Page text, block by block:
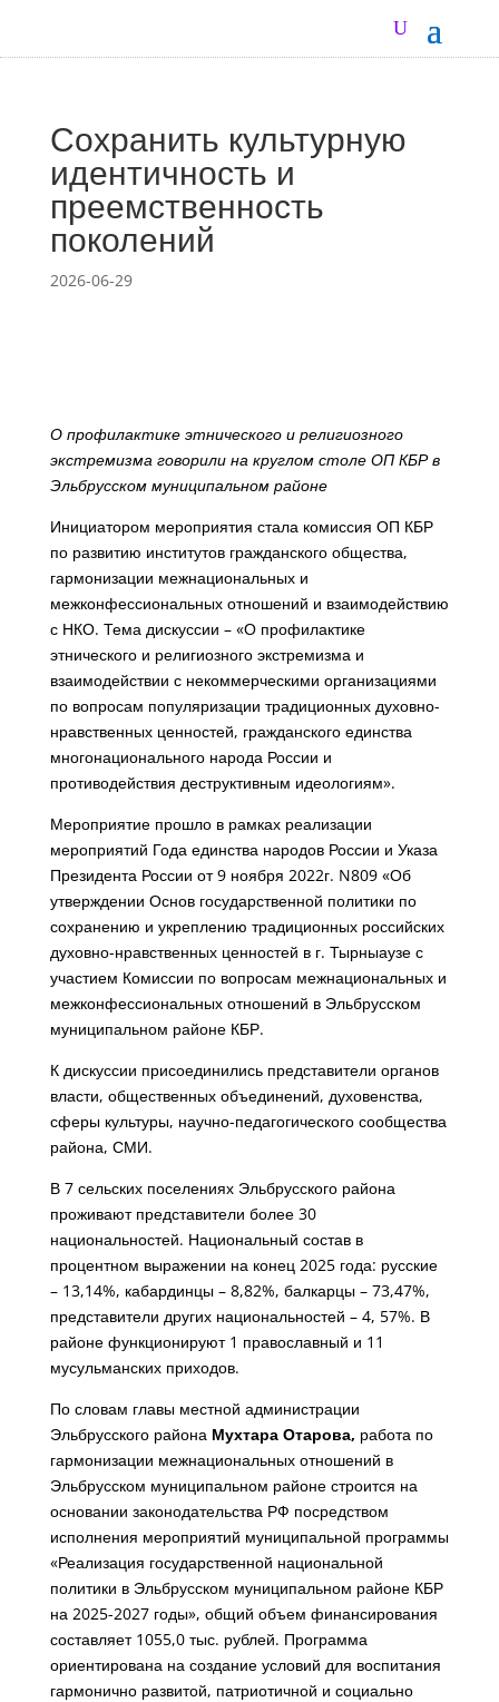
Сохранить культурную
идентичность и
преемственность
поколений
2026-06-29
О профилактике этнического и религиозного
экстремизма говорили на круглом столе ОП КБР в
Эльбрусском муниципальном районе
Инициатором мероприятия стала комиссия ОП КБР
по развитию институтов гражданского общества,
гармонизации межнациональных и
межконфессиональных отношений и взаимодействию
с НКО. Тема дискуссии – «О профилактике
этнического и религиозного экстремизма и
взаимодействии с некоммерческими организациями
по вопросам популяризации традиционных духовно-
нравственных ценностей, гражданского единства
многонационального народа России и
противодействия деструктивным идеологиям».
Мероприятие прошло в рамках реализации
мероприятий Года единства народов России и Указа
Президента России от 9 ноября 2022г. N809 «Об
утверждении Основ государственной политики по
сохранению и укреплению традиционных российских
духовно-нравственных ценностей в г. Тырныаузе с
участием Комиссии по вопросам межнациональных и
межконфессиональных отношений в Эльбрусском
муниципальном районе КБР.
К дискуссии присоединились представители органов
власти, общественных объединений, духовенства,
сферы культуры, научно-педагогического сообщества
района, СМИ.
В 7 сельских поселениях Эльбрусского района
проживают представители более 30
национальностей. Национальный состав в
процентном выражении на конец 2025 года: русские
– 13,14%, кабардинцы – 8,82%, балкарцы – 73,47%,
представители других национальностей – 4, 57%. В
районе функционируют 1 православный и 11
мусульманских приходов.
По словам главы местной администрации
Эльбрусского района Мухтара Отарова, работа по
гармонизации межнациональных отношений в
Эльбрусском муниципальном районе строится на
основании законодательства РФ посредством
исполнения мероприятий муниципальной программы
«Реализация государственной национальной
политики в Эльбрусском муниципальном районе КБР
на 2025-2027 годы», общий объем финансирования
составляет 1055,0 тыс. рублей. Программа
ориентирована на создание условий для воспитания
гармонично развитой, патриотичной и социально